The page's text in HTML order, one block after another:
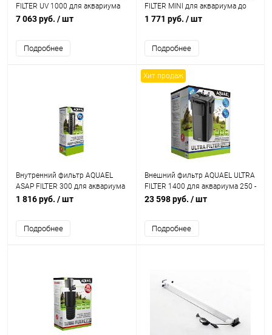
FILTER UV 1000 для аквариума
250 - 350 л (1000 л/ч, 11.4 Вт) со
7 063 руб. / шт
Подробнее
FILTER MINI для аквариума до
120 л (400 л/ч, 4 Вт)
1 771 руб. / шт
Подробнее
Внутренний фильтр AQUAEL
ASAP FILTER 300 для аквариума
до 100 л (300 л/ч, 4.2 Вт)
1 816 руб. / шт
Подробнее
Хит продаж
Внешний фильтр AQUAEL ULTRA
FILTER 1400 для аквариума 250 -
500 л (1400 л/ч, 14.8 Вт)
23 598 руб. / шт
Подробнее